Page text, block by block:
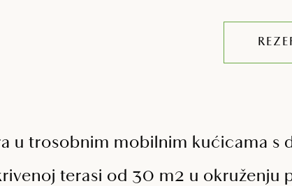
u trosobnim mobilnim kućicama s
terasi od 30 m2 u okruženju